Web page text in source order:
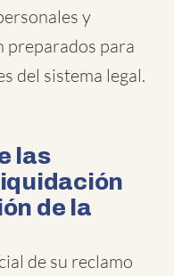
y
preparados para
del sistema legal.
las
de la
de su reclamo